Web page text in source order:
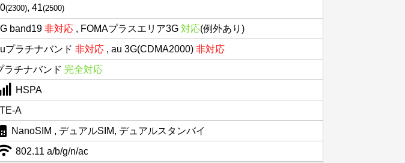
(2300), 41(2500)
band19 非対応 , FOMAプラスエリア3G 対応(例外あり)
プラチナバンド 非対応 , au 3G(CDMA2000) 非対応
ラチナバンド 完全対応
HSPA
A
NanoSIM , デュアルSIM, デュアルスタンバイ
802.11 a/b/g/n/ac